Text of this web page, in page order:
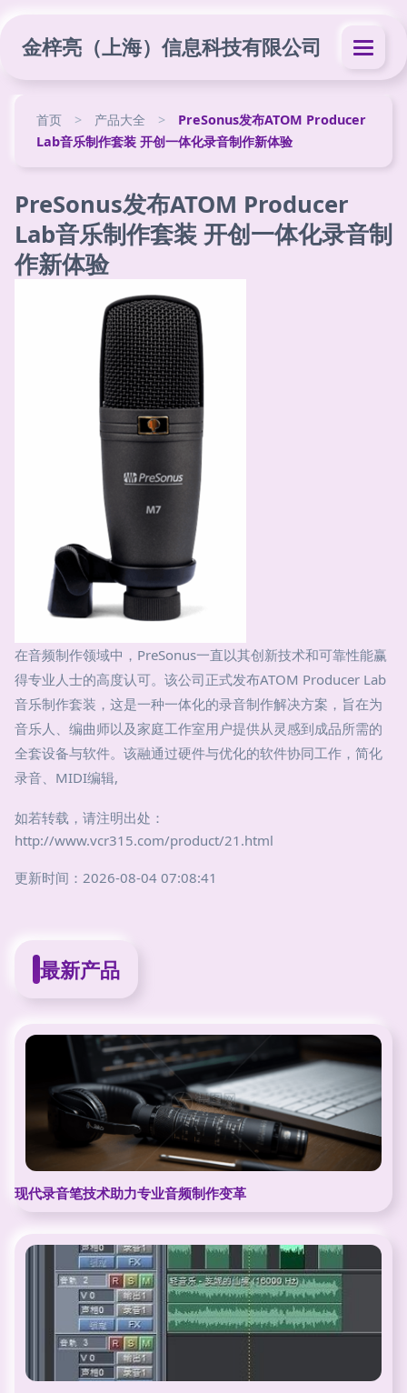
金梓亮（上海）信息科技有限公司
首页 > 产品大全 >
PreSonus发布ATOM Producer
Lab音乐制作套装 开创一体化录音制作新体验
PreSonus发布ATOM Producer
Lab音乐制作套装 开创一体化录音制
作新体验
在音频制作领域中，PreSonus一直以其创新技术和可靠性能赢
得专业人士的高度认可。该公司正式发布ATOM Producer Lab
音乐制作套装，这是一种一体化的录音制作解决方案，旨在为
音乐人、编曲师以及家庭工作室用户提供从灵感到成品所需的
全套设备与软件。该融通过硬件与优化的软件协同工作，简化
录音、MIDI编辑,
如若转载，请注明出处：
http://www.vcr315.com/product/21.html
更新时间：2026-08-04 07:08:41
最新产品
现代录音笔技术助力专业音频制作变革